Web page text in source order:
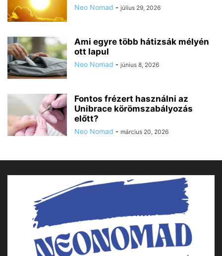
Neo Nomad - július 29, 2026
Ami egyre több hátizsák mélyén
ott lapul
Neo Nomad - június 8, 2026
Fontos frézert használni az
Unibrace körömszabályozás
előtt?
Neo Nomad - március 20, 2026